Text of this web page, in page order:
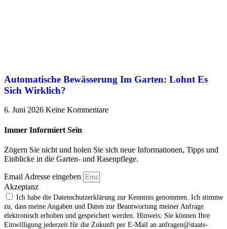
Automatische Bewässerung Im Garten: Lohnt Es
Sich Wirklich?
6. Juni 2026 Keine Kommentare
Immer Informiert Sein
Zögern Sie nicht und holen Sie sich neue Informationen, Tipps und
Einblicke in die Garten- und Rasenpflege.
Email Adresse eingeben
Akzeptanz
Ich habe die Datenschutzerklärung zur Kenntnis genommen. Ich stimme
zu, dass meine Angaben und Daten zur Beantwortung meiner Anfrage
elektronisch erhoben und gespeichert werden. Hinweis: Sie können Ihre
Einwilligung jederzeit für die Zukunft per E‑Mail an anfragen@staats-